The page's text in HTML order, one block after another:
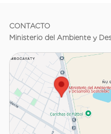
CONTACTO
Ministerio del Ambiente y